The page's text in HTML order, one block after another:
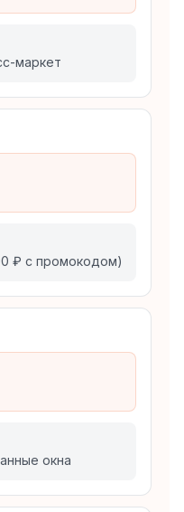
маркет
₽ с промокодом)
окна